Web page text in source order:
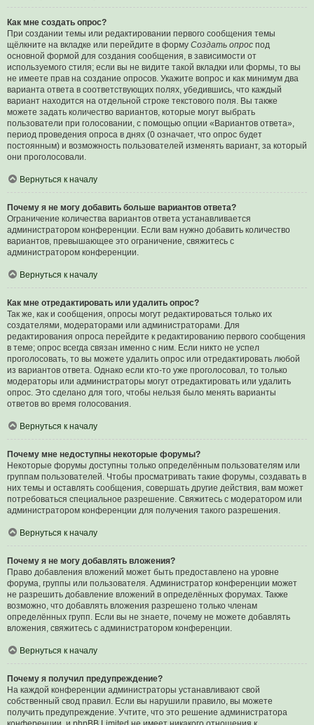
Как мне создать опрос?
При создании темы или редактировании первого сообщения темы
щёлкните на вкладке или перейдите в форму Создать опрос под
основной формой для создания сообщения, в зависимости от
используемого стиля; если вы не видите такой вкладки или формы, то вы
не имеете прав на создание опросов. Укажите вопрос и как минимум два
варианта ответа в соответствующих полях, убедившись, что каждый
вариант находится на отдельной строке текстового поля. Вы также
можете задать количество вариантов, которые могут выбрать
пользователи при голосовании, с помощью опции «Вариантов ответа»,
период проведения опроса в днях (0 означает, что опрос будет
постоянным) и возможность пользователей изменять вариант, за который
они проголосовали.
Вернуться к началу
Почему я не могу добавить больше вариантов ответа?
Ограничение количества вариантов ответа устанавливается
администратором конференции. Если вам нужно добавить количество
вариантов, превышающее это ограничение, свяжитесь с
администратором конференции.
Вернуться к началу
Как мне отредактировать или удалить опрос?
Так же, как и сообщения, опросы могут редактироваться только их
создателями, модераторами или администраторами. Для
редактирования опроса перейдите к редактированию первого сообщения
в теме; опрос всегда связан именно с ним. Если никто не успел
проголосовать, то вы можете удалить опрос или отредактировать любой
из вариантов ответа. Однако если кто-то уже проголосовал, то только
модераторы или администраторы могут отредактировать или удалить
опрос. Это сделано для того, чтобы нельзя было менять варианты
ответов во время голосования.
Вернуться к началу
Почему мне недоступны некоторые форумы?
Некоторые форумы доступны только определённым пользователям или
группам пользователей. Чтобы просматривать такие форумы, создавать в
них темы и оставлять сообщения, совершать другие действия, вам может
потребоваться специальное разрешение. Свяжитесь с модератором или
администратором конференции для получения такого разрешения.
Вернуться к началу
Почему я не могу добавлять вложения?
Право добавления вложений может быть предоставлено на уровне
форума, группы или пользователя. Администратор конференции может
не разрешить добавление вложений в определённых форумах. Также
возможно, что добавлять вложения разрешено только членам
определённых групп. Если вы не знаете, почему не можете добавлять
вложения, свяжитесь с администратором конференции.
Вернуться к началу
Почему я получил предупреждение?
На каждой конференции администраторы устанавливают свой
собственный свод правил. Если вы нарушили правило, вы можете
получить предупреждение. Учтите, что это решение администратора